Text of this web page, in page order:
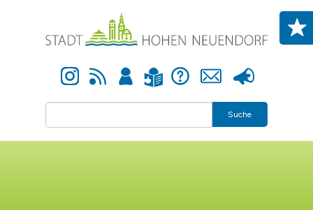
Instagram Newsfeed Anmelden Leichte Sprache Hilfe Kontakt Presse
Suche